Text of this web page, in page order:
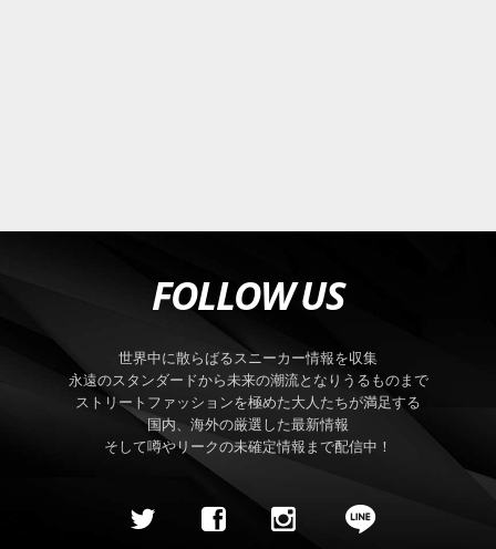
FOLLOW US
世界中に散らばるスニーカー情報を収集
永遠のスタンダードから未来の潮流となりうるものまで
ストリートファッションを極めた大人たちが満足する
国内、海外の厳選した最新情報
そして噂やリークの未確定情報まで配信中！